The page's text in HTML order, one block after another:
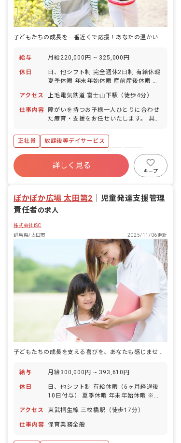
子どもたちの成長を一番近くで応援！あなたの温かい心が輝く場所です
給与 月給220,000円 ~ 325,000円
休日
日、他シフト制 完全週休2日制 有給休暇
夏季休暇 年末年始休暇 産前産後休暇 育
結婚記念日） 看護休暇 介護休暇 ※年間
休日112日
アクセス 上毛電気鉄道 富士山下駅（徒歩4分）
仕事内容
障がいを持つお子様一人ひとりに合わせ
た療育・支援をお任せいたします。 具体
業務（私有車を使用。ガソリン代は会社
負担いたします。） ・宿題のサポート
・レクリエーションや知育活動の実施 ・
手作りおやつなどを通じた食育活動 ・自
立に向けた社会的スキルのサポート ・保
正社員
放課後等デイサービス
ボーナス・賞与あり
社会保険完備
有給
昇給昇進あり
産休育休制度
詳しく見る
キープ
ぽかぽか広場 太田第2
児童発達支援管理
責任者の求人
株式会社iSC
群馬県/太田市
2025/11/06更新
子どもたちの成長を支える喜びを、あなたも感じませんか？
給与 月給300,000円 ~ 393,610円
休日
日、他シフト制 有給休暇（6ヶ月経過後
10日付与） 夏季休暇 年末年始休暇 ※年
アクセス
東武桐生線 三枚橋駅（徒歩17分）
仕事内容 保育業務全般